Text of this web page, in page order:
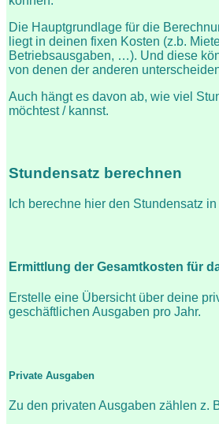
Die Hauptgrundlage für die
liegt in deinen fixen Kosten (z.b.
Betriebsausgaben, …). Und diese
von denen der anderen
Auch hängt es davon ab, wie viel
möchtest / kannst.
Stundensatz berechnen
Ich berechne hier den Stundensatz
Ermittlung der Gesamtkosten für
Erstelle eine Übersicht über deine
geschäftlichen Ausgaben pro Jahr.
Private Ausgaben
Zu den privaten Ausgaben zählen z.